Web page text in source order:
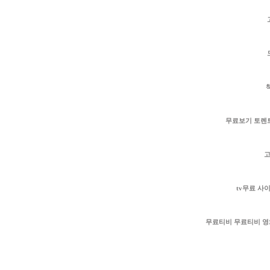
무료보기 토렌
tv무료 사
무료티비 무료티비